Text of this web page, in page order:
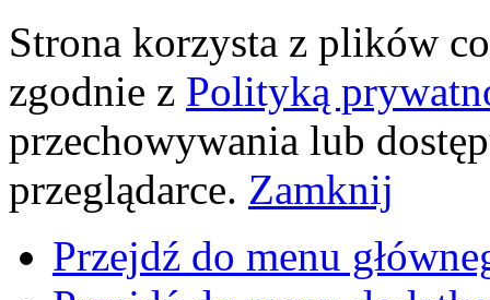
Strona korzysta z plików
zgodnie z Polityką
przechowywania lub
przeglądarce. Zamknij
Przejdź do menu